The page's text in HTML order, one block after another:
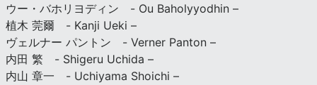
ウー・バホリヨディン - Ou Baholyyodhin –
植木 莞爾 - Kanji Ueki –
ヴェルナー パントン - Verner Panton –
内田 繁 - Shigeru Uchida –
内山 章一 - Uchiyama Shoichi –